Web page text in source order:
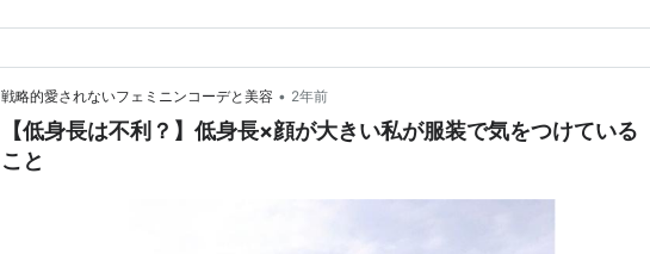
戦略的愛されないフェミニンコーデと美容 • 2年前
【低身長は不利？】低身長×顔が大きい私が服装で気をつけている
こと